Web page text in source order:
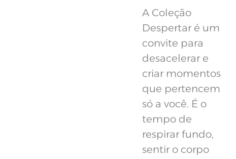
A Coleção
Despertar é um
convite para
desacelerar e
criar momentos
que pertencem
só a você. É o
tempo de
respirar fundo,
sentir o corpo